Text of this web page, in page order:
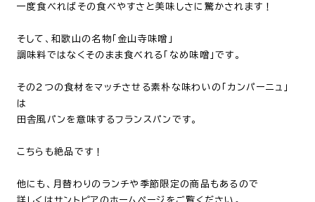
一度食べればその食べやすさと美味しさに驚かされます！
そして、和歌山の名物「金山寺味噌」
調味料ではなくそのまま食べれる「なめ味噌」です。
その２つの食材をマッチさせる素朴な味わいの「カンパーニュ」
は
田舎風パンを意味するフランスパンです。
こちらも絶品です！
他にも、月替わりのランチや季節限定の商品もあるので